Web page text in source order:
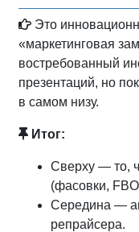
Это
«маркетинговая
востребованный
презентаций, но
в самом низу.
Итог:
Сверху — то,
(фасовки,
Середина —
репрайсера.